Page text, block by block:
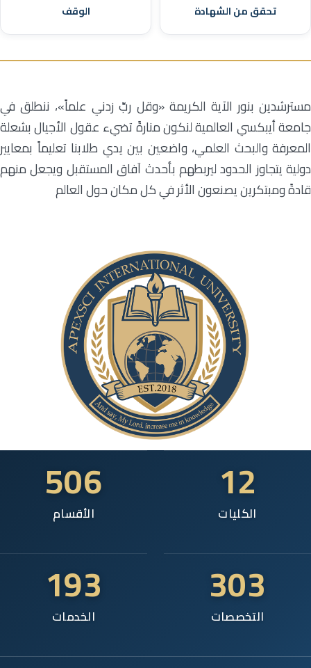
تحقق من الشهادة الوقف
مسترشدين بنور الآية الكريمة «وقل ربِّ زدني علماً»، ننطلق في
جامعة أيبكسي العالمية لنكون منارةً تضيء عقول الأجيال بشعلة
المعرفة والبحث العلمي، واضعين بين يدي طلابنا تعليماً بمعايير
دولية يتجاوز الحدود ليربطهم بأحدث آفاق المستقبل ويجعل منهم
قادةً ومبتكرين يصنعون الأثر في كل مكان حول العالم
12
الكليات
506
الأقسام
303
التخصصات
193
الخدمات